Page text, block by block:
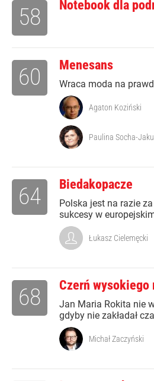
Notebook dla
58
Menesans
Wraca moda na
60
Agaton Koziński
Paulina Socha-
Biedakopacze
Polska jest na razie
sukcesy w
64
Łukasz Cielemęcki
Czerń wysokiego
Jan Maria Rokita nie
gdyby nie zakładał
68
Michał Zaczyński